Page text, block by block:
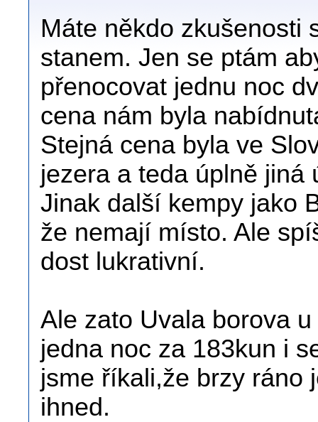
Máte někdo zkušenosti
stanem. Jen se ptám
přenocovat jednu noc
cena nám byla
Stejná cena byla ve
jezera a teda úplně jiná
Jinak další kempy jako
že nemají místo. Ale
dost lukrativní.
Ale zato Uvala borova
jedna noc za 183kun i
jsme říkali,že brzy ráno
ihned.